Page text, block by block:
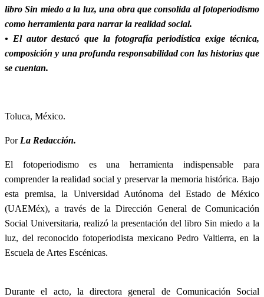
libro Sin miedo a la luz, una obra que consolida al fotoperiodismo
como herramienta para narrar la realidad social.
• El autor destacó que la fotografía periodística exige técnica,
composición y una profunda responsabilidad con las historias que
se cuentan.
Toluca, México.
PorLa Redacción.
El fotoperiodismo es una herramienta indispensable para
comprender la realidad social y preservar la memoria histórica. Bajo
esta premisa, la Universidad Autónoma del Estado de México
(UAEMéx), a través de la Dirección General de Comunicación
Social Universitaria, realizó la presentación del libro Sin miedo a la
luz, del reconocido fotoperiodista mexicano Pedro Valtierra, en la
Escuela de Artes Escénicas.
Durante el acto, la directora general de Comunicación Social